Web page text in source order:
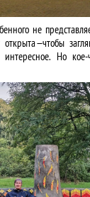
не
— чтобы
Но